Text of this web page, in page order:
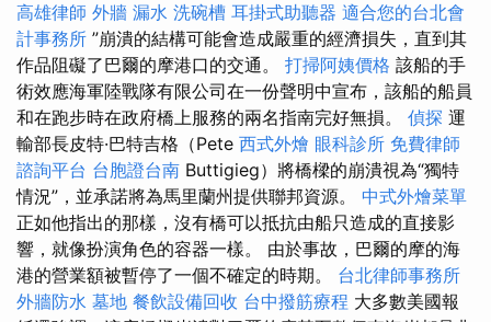
高雄律師 外牆 漏水 洗碗槽 耳掛式助聽器 適合您的台北會
計事務所 ”崩潰的結構可能會造成嚴重的經濟損失，直到其
作品阻礙了巴爾的摩港口的交通。 打掃阿姨價格 該船的手
術效應海軍陸戰隊有限公司在一份聲明中宣布，該船的船員
和在跑步時在政府橋上服務的兩名指南完好無損。 偵探 運
輸部長皮特·巴特吉格（Pete 西式外燴 眼科診所 免費律師
諮詢平台 台胞證台南 Buttigieg）將橋樑的崩潰視為“獨特
情況”，並承諾將為馬里蘭州提供聯邦資源。 中式外燴菜單
正如他指出的那樣，沒有橋可以抵抗由船​​只造成的直接影
響，就像扮演角色的容器一樣。 由於事故，巴爾的摩的海
港的營業額被暫停了一個不確定的時期。 台北律師事務所
外牆防水 墓地 餐飲設備回收 台中撥筋療程 大多數美國報